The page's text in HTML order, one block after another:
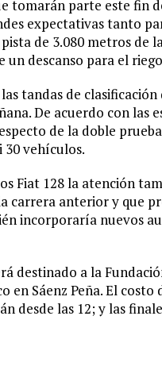
tomarán parte este fin
expectativas tanto
de 3.080 metros
un descanso para el
tandas de
De acuerdo con las
de la doble
30 vehículos.
Fiat 128 la atención
carrera anterior y que
incorporaría nuevos
destinado a la
Sáenz Peña. El costo
desde las 12; y las